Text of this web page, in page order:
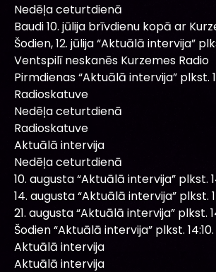
Nedēļa ceturtdienā
Baudi 10. jūlija brīvdienu kopā ar
Šodien, 12. jūlija “Aktuālā intervija”
Ventspilī neskanēs Kurzemes Radio
Pirmdienas “Aktuālā intervija” plkst.
Radioskatuve
Nedēļa ceturtdienā
Radioskatuve
Aktuālā intervija
Nedēļa ceturtdienā
10. augusta “Aktuālā intervija” plkst.
14. augusta “Aktuālā intervija” plkst.
21. augusta “Aktuālā intervija” plkst.
Šodien “Aktuālā intervija” plkst. 14:10.
Aktuālā intervija
Aktuālā intervija